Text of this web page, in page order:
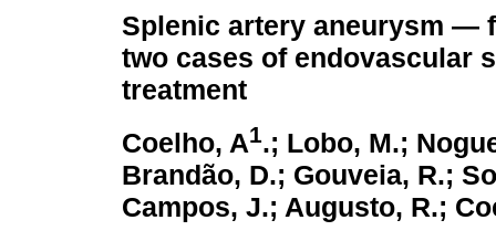
Splenic artery aneurysm —
two cases of endovascular
treatment
Coelho, A1.; Lobo, M.;
Brandão, D.; Gouveia, R.;
Campos, J.; Augusto, R.;